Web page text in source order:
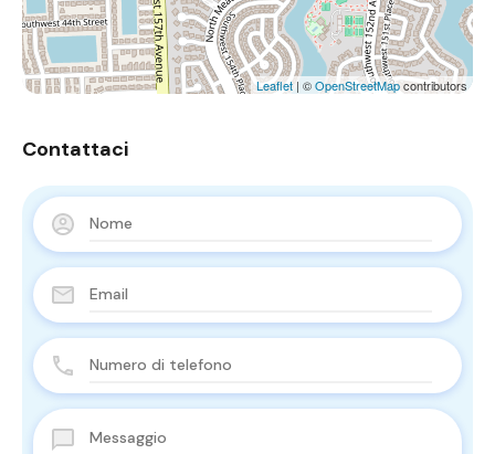
Leaflet | ©OpenStreetMapcontributors
Contattaci